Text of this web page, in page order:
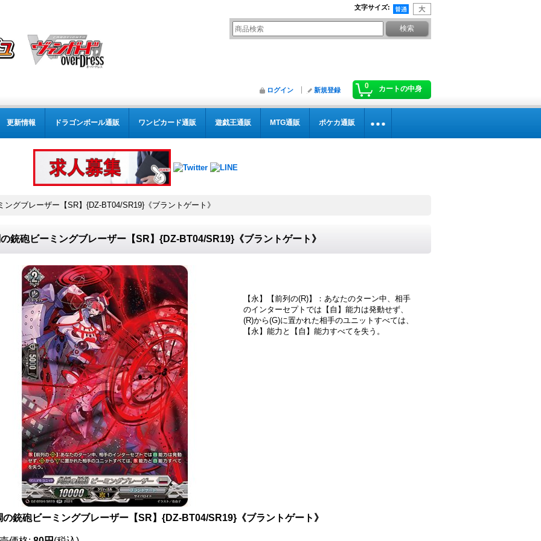
文字サイズ:
0 カートの中身
ログイン 新規登録
更新情報 ドラゴンボール通販 ワンピカード通販 遊戯王通販 MTG通販 ポケカ通販
ングブレーザー【SR】{DZ-BT04/SR19}《ブラントゲート》
銃砲ビーミングブレーザー【SR】{DZ-BT04/SR19}《ブラントゲート》
【永】【前列の(R)】：あなたのターン中、相手
のインターセプトでは【自】能力は発動せず、
(R)から(G)に置かれた相手のユニットすべては、
【永】能力と【自】能力すべてを失う。
の銃砲ビーミングブレーザー【SR】{DZ-BT04/SR19}《ブラントゲート》